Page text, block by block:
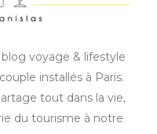
voyage & lifestyle
installés à Paris.
tout dans la vie,
du tourisme à notre